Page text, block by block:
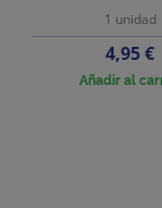
1 unidad
Precio
4,95 €
Añadir al